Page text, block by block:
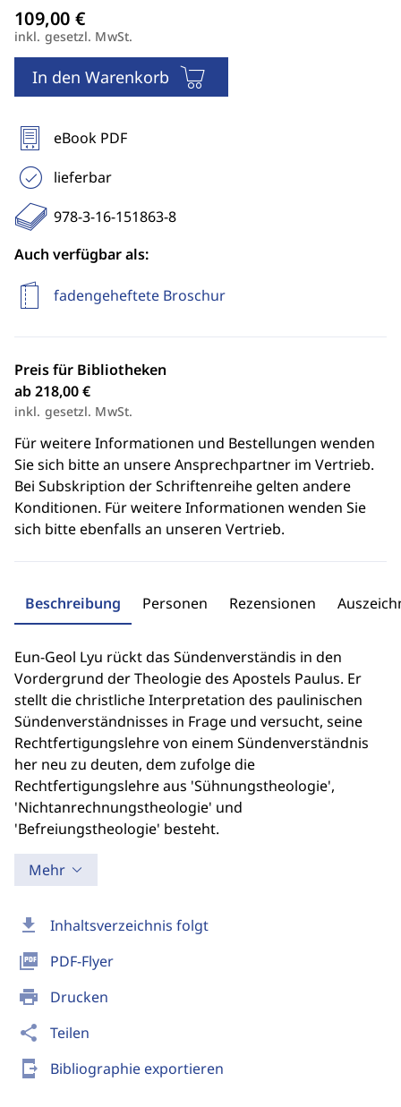
download Inhaltsverzeichnis folgt
picture_as_pdf PDF-Flyer
print Drucken
share Teilen
send_to_mobile Bibliographie exportieren
inkl. gesetzl. MwSt.
In den Warenkorb
eBook PDF
lieferbar
978-3-16-151863-8
Auch verfügbar als:
fadengeheftete Broschur
Preis für Bibliotheken
ab 218,00 €
inkl. gesetzl. MwSt.
Für weitere Informationen und Bestellungen wenden
Sie sich bitte an unsere Ansprechpartner im Vertrieb.
Bei Subskription der Schriftenreihe gelten andere
Konditionen. Für weitere Informationen wenden Sie
sich bitte ebenfalls an unseren Vertrieb.
Beschreibung Personen Rezensionen
Eun-Geol Lyu rückt das Sündenverständis in den
Vordergrund der Theologie des Apostels Paulus. Er
stellt die christliche Interpretation des paulinischen
Sündenverständnisses in Frage und versucht, seine
Rechtfertigungslehre von einem Sündenverständnis
her neu zu deuten, dem zufolge die
Rechtfertigungslehre aus 'Sühnungstheologie',
'Nichtanrechnungstheologie' und
'Befreiungstheologie' besteht.
Mehr